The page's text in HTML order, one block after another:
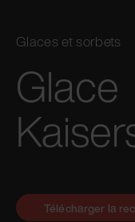
Glaces et sorbets
Glace
Télécharger la